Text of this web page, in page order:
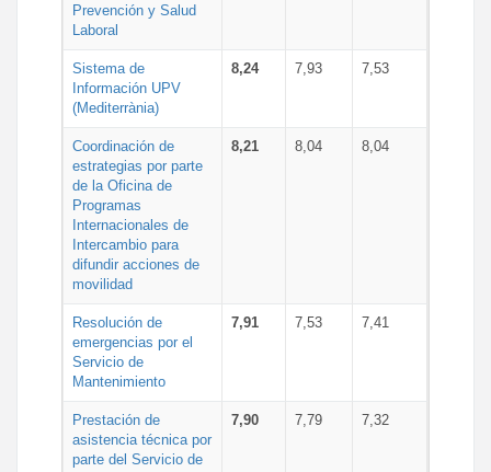
Prevención y Salud
Laboral
Sistema de
Información UPV
(Mediterrània)
8,24 7,93 7,53
Coordinación de
estrategias por parte
de la Oficina de
Programas
Internacionales de
Intercambio para
difundir acciones de
movilidad
8,21 8,04 8,04
Resolución de
emergencias por el
Servicio de
Mantenimiento
7,91 7,53 7,41
Prestación de
asistencia técnica por
parte del Servicio de
7,90 7,79 7,32